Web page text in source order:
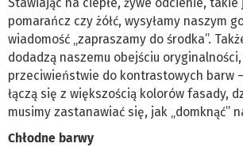
pomarańcz czy żółć, wysyłamy naszym
wiadomość „zapraszamy do środka”.
dodadzą naszemu obejściu
przeciwieństwie do kontrastowych barw
łączą się z większością kolorów fasady,
musimy zastanawiać się, jak „domknąć”
Chłodne barwy